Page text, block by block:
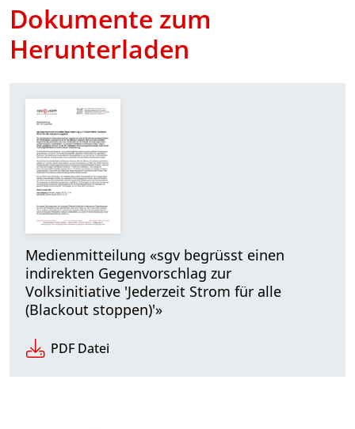
Dokumente zum
Herunterladen
Medienmitteilung «sgv begrüsst einen
indirekten Gegenvorschlag zur
Volksinitiative 'Jederzeit Strom für alle
(Blackout stoppen)'»
PDF Datei